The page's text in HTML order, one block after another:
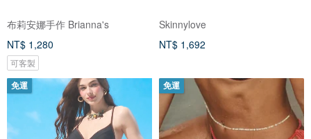
布莉安娜手作 Brianna's
NT$ 1,280
可客製
Skinnylove
NT$ 1,692
免運 免運